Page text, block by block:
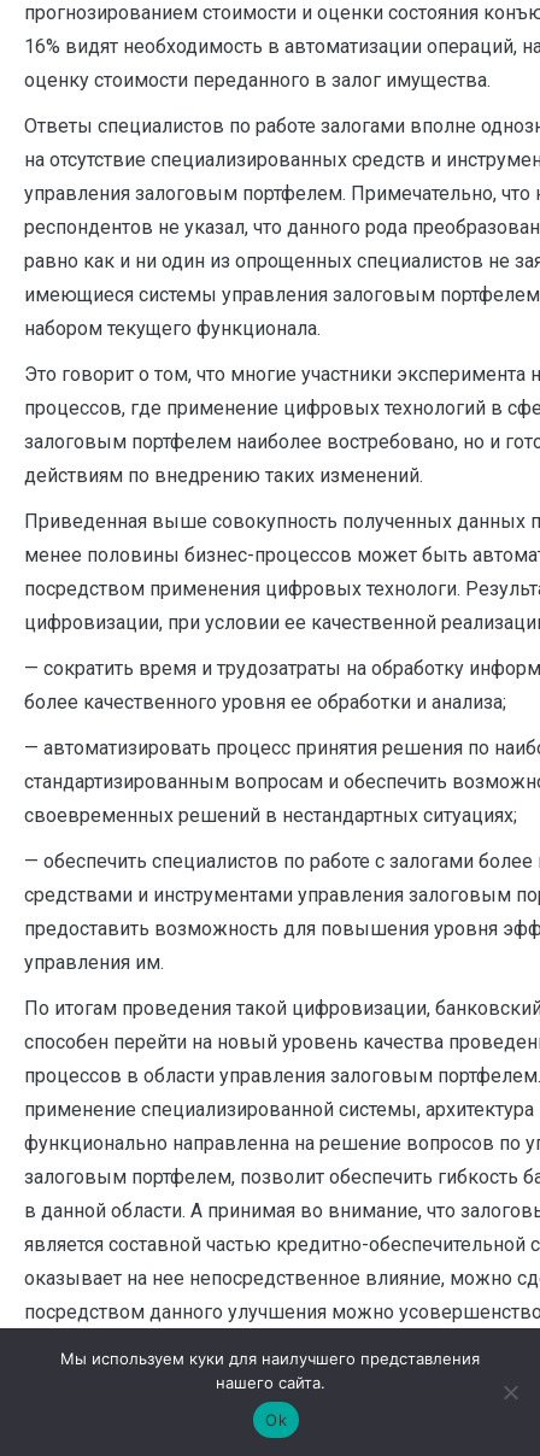
прогнозированием стоимости и оценки состояния
16% видят необходимость в автоматизации операций,
оценку стоимости переданного в залог имущества.
Ответы специалистов по работе залогами вполне
на отсутствие специализированных средств и
управления залоговым портфелем. Примечательно, что
респондентов не указал, что данного рода
равно как и ни один из опрощенных специалистов не
имеющиеся системы управления залоговым портфелем
набором текущего функционала.
Это говорит о том, что многие участники эксперимента
процессов, где применение цифровых технологий в
залоговым портфелем наиболее востребовано, но и
действиям по внедрению таких изменений.
Приведенная выше совокупность полученных данных
менее половины бизнес-процессов может быть
посредством применения цифровых технологи.
цифровизации, при условии ее качественной
— сократить время и трудозатраты на обработку
более качественного уровня ее обработки и анализа;
— автоматизировать процесс принятия решения по
стандартизированным вопросам и обеспечить
своевременных решений в нестандартных ситуациях;
— обеспечить специалистов по работе с залогами
средствами и инструментами управления залоговым
предоставить возможность для повышения уровня
управления им.
По итогам проведения такой цифровизации,
способен перейти на новый уровень качества
процессов в области управления залоговым
применение специализированной системы, архитектура
функционально направленна на решение вопросов по
залоговым портфелем, позволит обеспечить гибкость
в данной области. А принимая во внимание, что
является составной частью кредитно-обеспечительной
оказывает на нее непосредственное влияние, можно
посредством данного улучшения можно
преобразования не только повысят эффективность
портфелем, но и положительно повлияют на всю
Мы используем куки для наилучшего представления
нашего сайта.
Ok